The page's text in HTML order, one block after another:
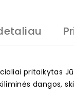
pritaikytas
dangos,